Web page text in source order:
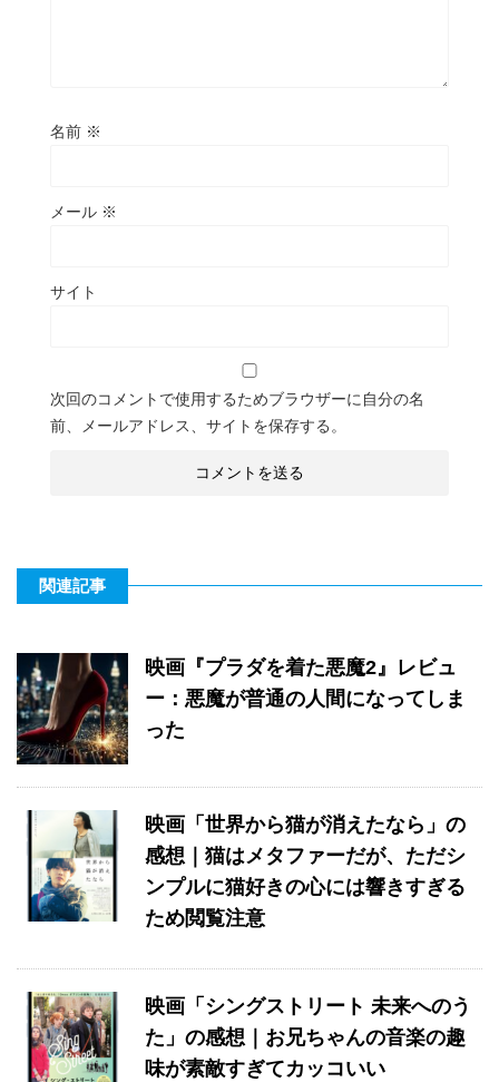
名前 ※
メール ※
サイト
次回のコメントで使用するためブラウザーに自分の名
前、メールアドレス、サイトを保存する。
関連記事
映画『プラダを着た悪魔2』レビュ
ー：悪魔が普通の人間になってしま
った
映画「世界から猫が消えたなら」の
感想｜猫はメタファーだが、ただシ
ンプルに猫好きの心には響きすぎる
ため閲覧注意
映画「シングストリート 未来へのう
た」の感想｜お兄ちゃんの音楽の趣
味が素敵すぎてカッコいい